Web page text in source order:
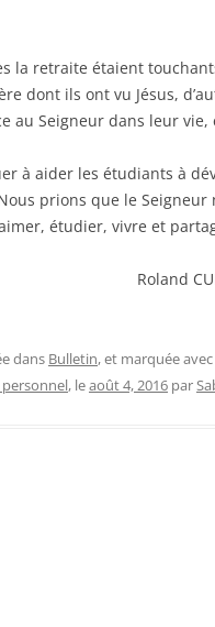
la retraite étaient
dont ils ont vu Jésus,
au Seigneur dans leur vie,
à aider les étudiants à
prions que le
étudier, vivre et
Roland
dans Bulletin, et marquée avec
, leaoût 4, 2016 par